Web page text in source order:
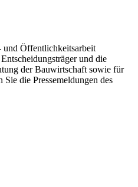
und Öffentlichkeitsarbeit
und die
der Bauwirtschaft sowie für
die Pressemeldungen des